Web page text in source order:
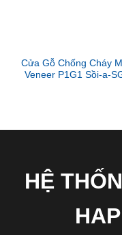
Cửa Gỗ Chống Cháy
Veneer P1G1 Sồi-a-
HỆ